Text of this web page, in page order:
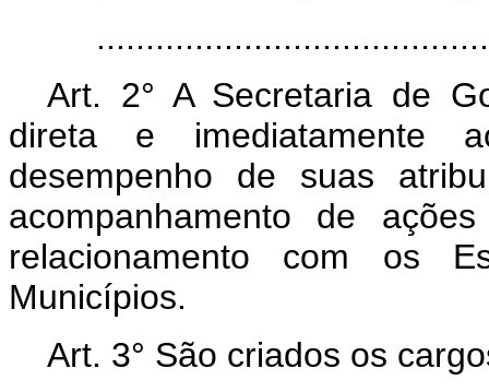
Art. 2° A Secretaria de
direta e imediatamente
desempenho de suas
acompanhamento de
relacionamento com os
Municípios.
Art. 3° São criados os